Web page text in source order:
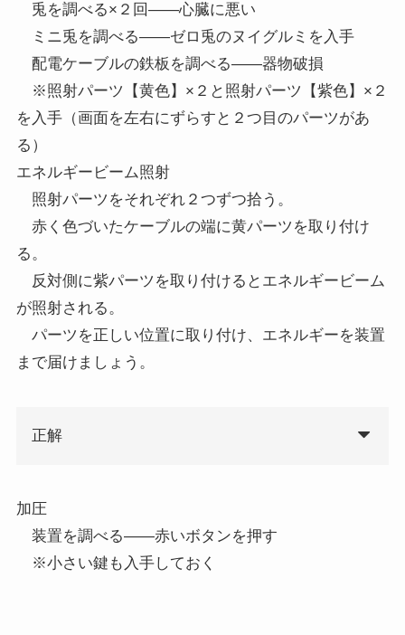
兎を調べる×２回――心臓に悪い
ミニ兎を調べる――ゼロ兎のヌイグルミを入手
配電ケーブルの鉄板を調べる――器物破損
※照射パーツ【黄色】×２と照射パーツ【紫色】×２
を入手（画面を左右にずらすと２つ目のパーツがあ
る）
エネルギービーム照射
照射パーツをそれぞれ２つずつ拾う。
赤く色づいたケーブルの端に黄パーツを取り付け
る。
反対側に紫パーツを取り付けるとエネルギービーム
が照射される。
パーツを正しい位置に取り付け、エネルギーを装置
まで届けましょう。
正解
加圧
装置を調べる――赤いボタンを押す
※小さい鍵も入手しておく